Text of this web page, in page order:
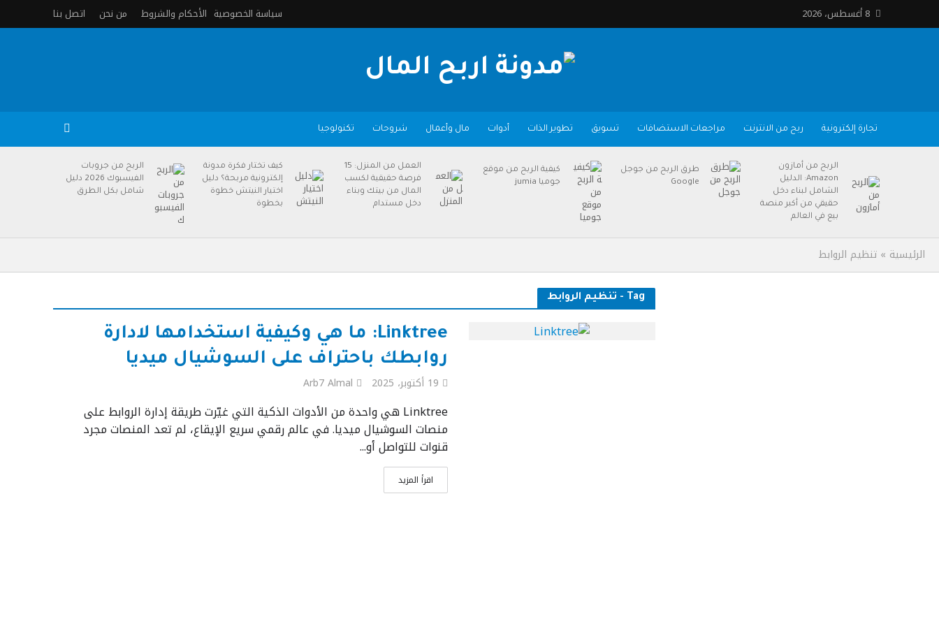
سياسة الخصوصية الأحكام والشروط من نحن اتصل بنا 8 أغسطس، 2026
تجارة إلكترونية ربح من الانترنت مراجعات الاستضافات تسويق تطوير الذات أدوات مال وأعمال شروحات تكنولوجيا
الربح من أمازون
Amazon: الدليل
الشامل لبناء دخل
حقيقي من أكبر منصة
بيع في العالم
طرق الربح من جوجل
Google
كيفية الربح من موقع
جوميا jumia
العمل من المنزل: 15
فرصة حقيقية لكسب
المال من بيتك وبناء
دخل مستدام
كيف تختار فكرة مدونة
إلكترونية مربحة؟ دليل
اختيار النيتش خطوة
بخطوة
الربح من جروبات
الفيسبوك 2026 دليل
شامل بكل الطرق
الرئيسية » تنظيم الروابط
Tag - تنظيم الروابط
Linktree: ما هي وكيفية استخدامها لادارة
روابطك باحتراف على السوشيال ميديا
19 أكتوبر، 2025 Arb7 Almal
Linktree هي واحدة من الأدوات الذكية التي غيّرت طريقة إدارة الروابط على
منصات السوشيال ميديا. في عالم رقمي سريع الإيقاع، لم تعد المنصات مجرد
قنوات للتواصل أو...
اقرأ المزيد